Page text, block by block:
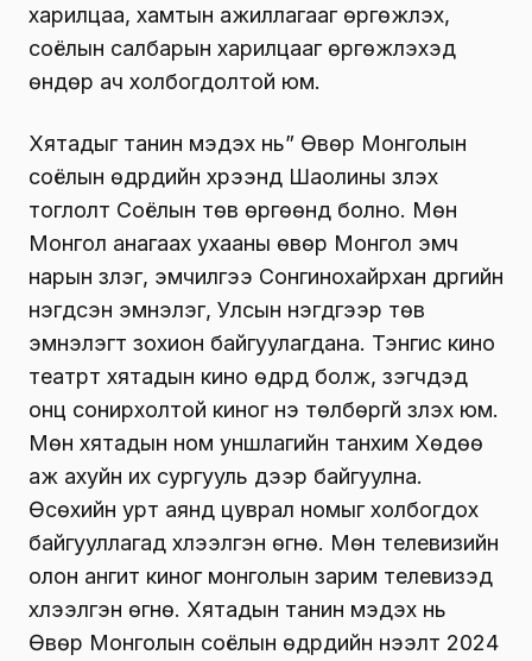
харилцаа, хамтын ажиллагааг өргөжүүлэх,
соёлын салбарын харилцааг өргөжүүлэхэд
өндөр ач холбогдолтой юм.
Хятадыг танин мэдэх нь” Өвөр Монголын
соёлын өдрүүдийн хүрээнд Шаолины үзүүлэх
тоглолт Соёлын төв өргөөнд болно. Мөн
Монгол анагаах ухааны өвөр Монгол эмч
нарын үзлэг, эмчилгээ Сонгинохайрхан дүүргийн
нэгдсэн эмнэлэг, Улсын нэгдүгээр төв
эмнэлэгт зохион байгуулагдана. Тэнгис кино
театрт хятадын кино өдрүүд болж, үзэгчдэд
онц сонирхолтой киног үнэ төлбөргүй үзүүлэх юм.
Мөн хятадын ном уншлагийн танхим Хөдөө
аж ахуйн их сургууль дээр байгуулна.
Өсөхийн урт аянд цуврал номыг холбогдох
байгууллагад хүлээлгэн өгнө. Мөн телевизийн
олон ангит киног монголын зарим телевизэд
хүлээлгэн өгнө. Хятадын танин мэдэх нь
Өвөр Монголын соёлын өдрүүдийн нээлт 2024